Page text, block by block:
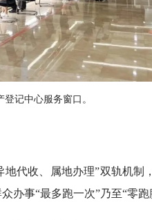
记中心服务窗口。
地代收、属地办理”双轨机制
办事“最多跑一次”乃至“零跑